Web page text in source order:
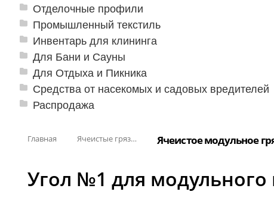
Отделочные профили
Промышленный текстиль
Инвентарь для клининга
Для Бани и Сауны
Для Отдыха и Пикника
Средства от насекомых и садовых вредителей
Распродажа
Главная Ячеистые грязезащитные покрытия Ячеистое модульное
Угол №1 для